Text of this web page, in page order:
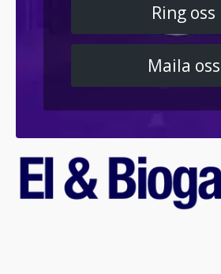
Ring oss
Maila oss